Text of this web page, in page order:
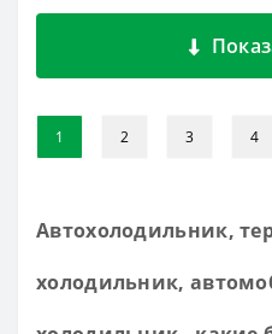
1 2 3 4
Автохолодильник,
холодильник,